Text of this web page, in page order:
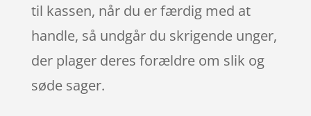
til kassen, når du er færdig med at
handle, så undgår du skrigende unger,
der plager deres forældre om slik og
søde sager.